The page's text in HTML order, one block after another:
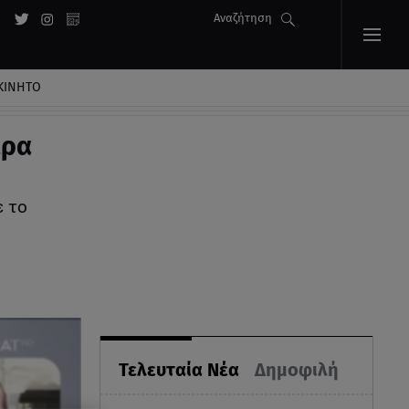
Αναζήτηση
το
Τελευταία Νέα Δημοφιλή